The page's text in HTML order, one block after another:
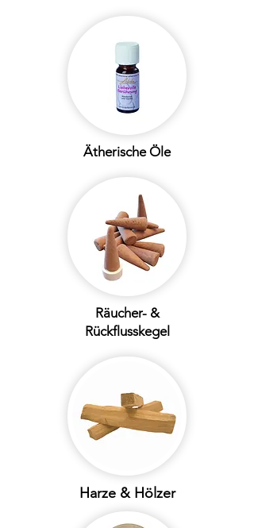
Ätherische Öle
Räucher- &
Rückflusskegel
Harze & Hölzer